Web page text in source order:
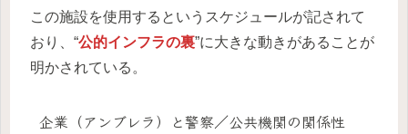
この施設を使用するというスケジュールが記されて
おり、“公的インフラの裏”に大きな動きがあることが
明かされている。
企業（アンブレラ）と警察／公共機関の関係性